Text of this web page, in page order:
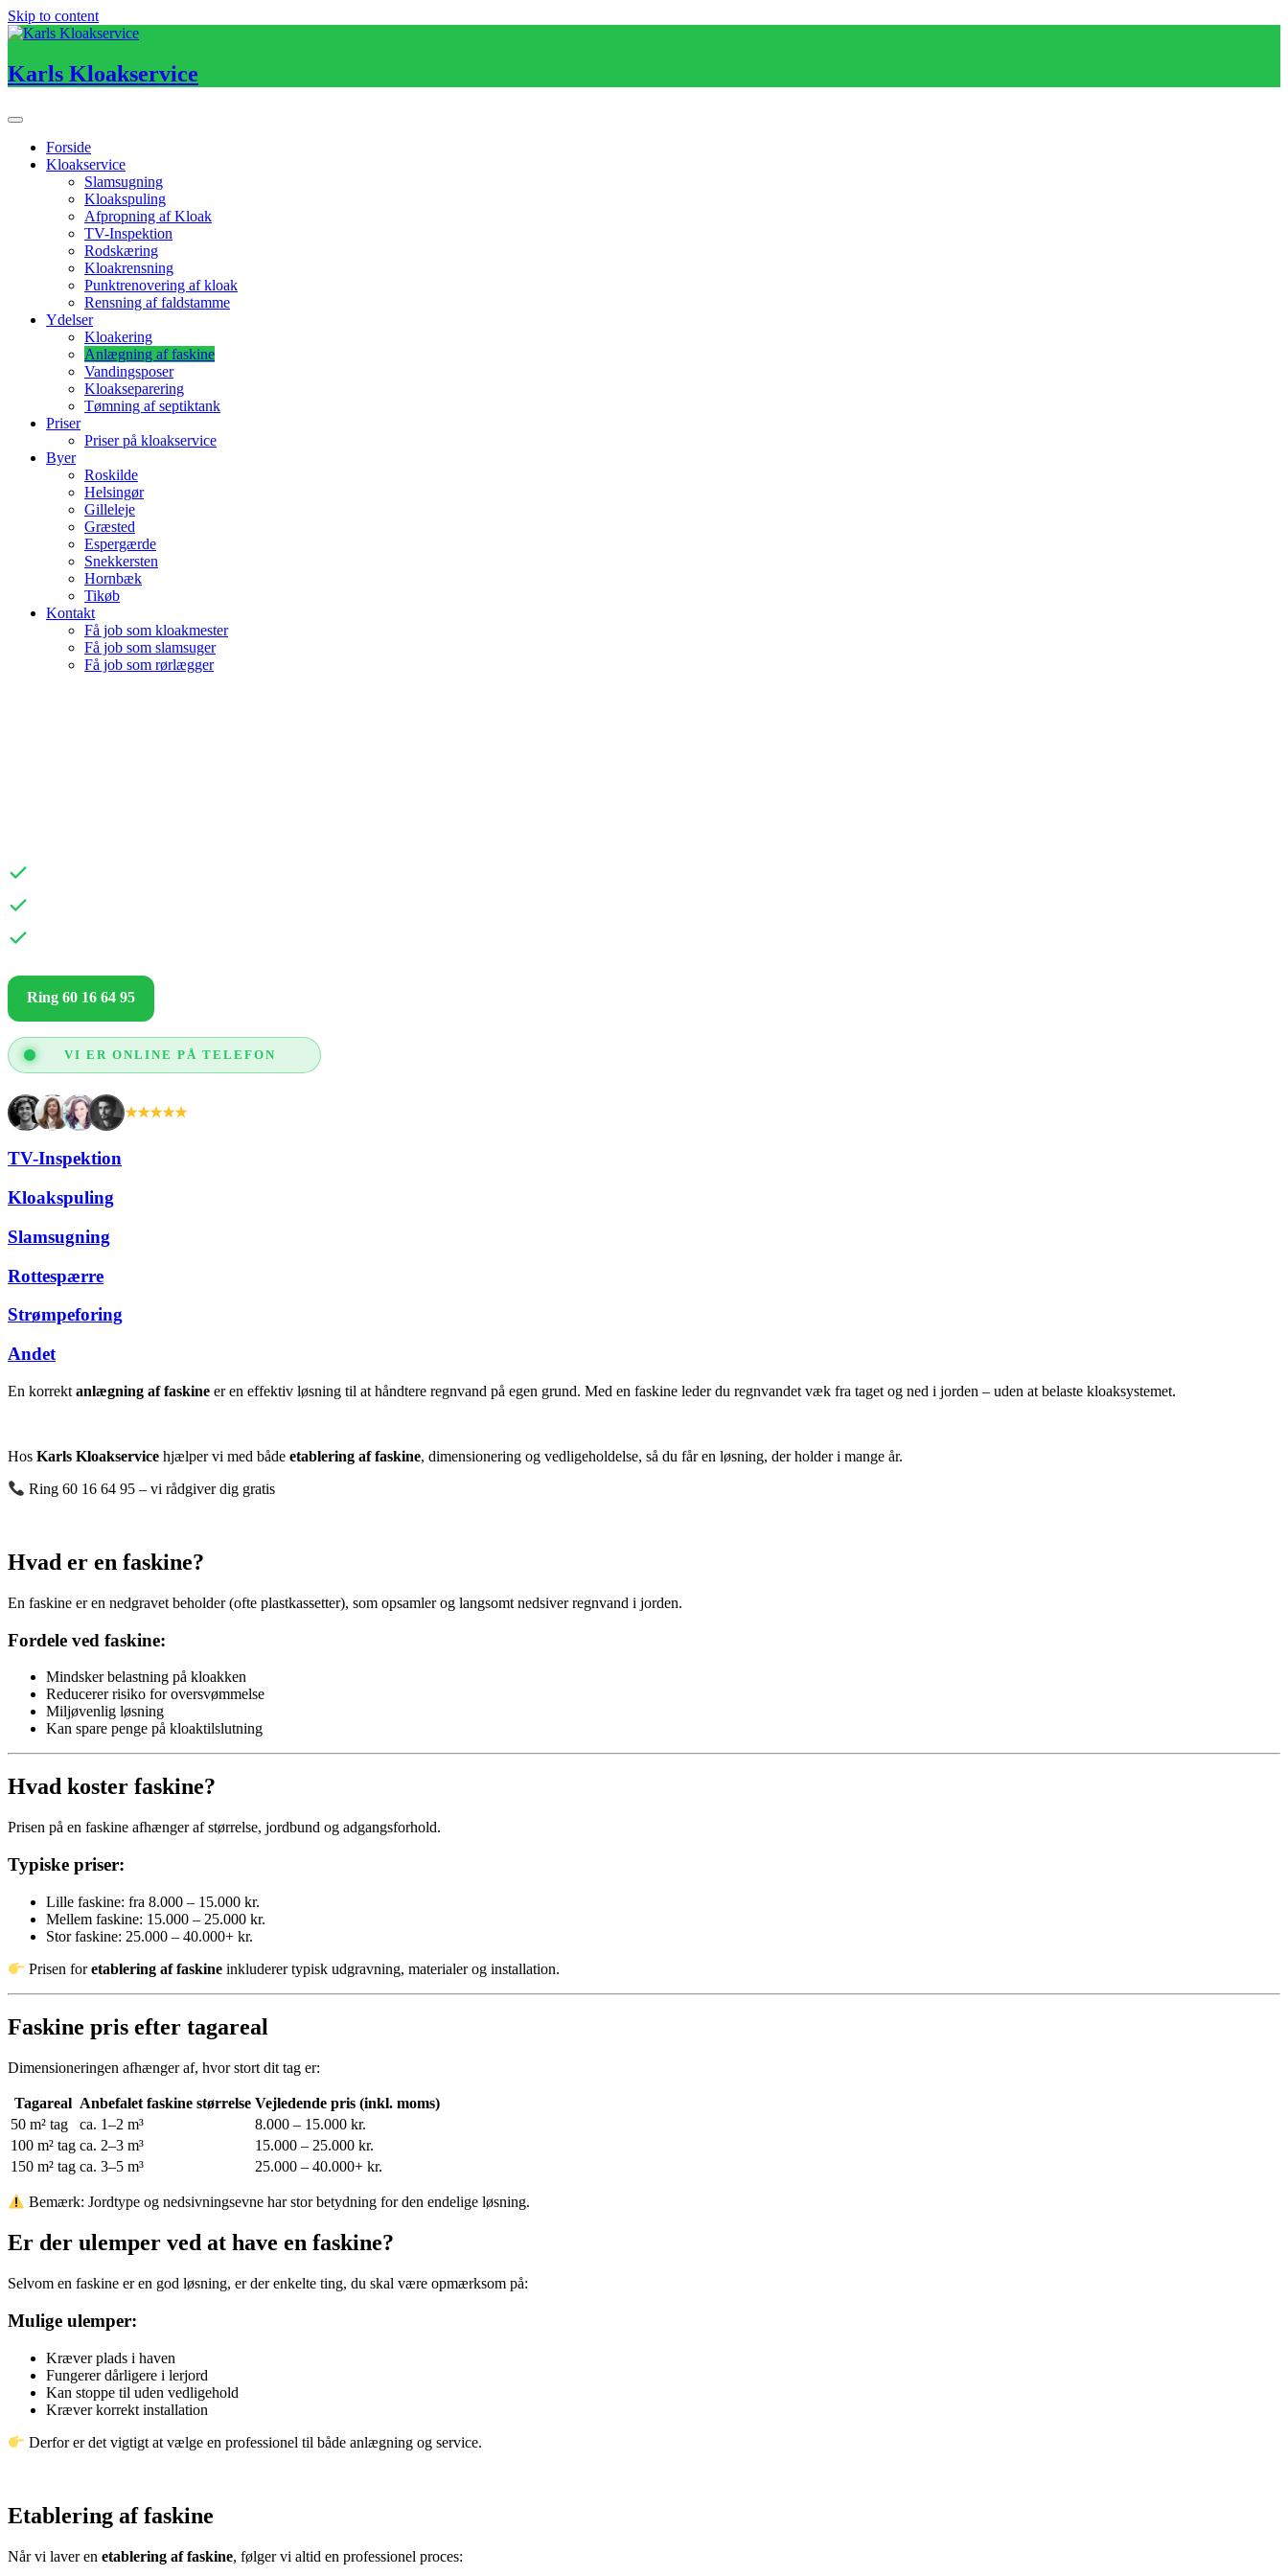
Skip to content
Karls Kloakservice
Forside
Kloakservice
Slamsugning
Kloakspuling
Afpropning af Kloak
TV-Inspektion
Rodskæring
Kloakrensning
Punktrenovering af kloak
Rensning af faldstamme
Ydelser
Kloakering
Anlægning af faskine
Vandingsposer
Kloakseparering
Tømning af septiktank
Priser
Priser på kloakservice
Byer
Roskilde
Helsingør
Gilleleje
Græsted
Espergærde
Snekkersten
Hornbæk
Tikøb
Kontakt
Få job som kloakmester
Få job som slamsuger
Få job som rørlægger
Ring 60 16 64 95
VI ER ONLINE PÅ TELEFON
★★★★★
TV-Inspektion
Kloakspuling
Slamsugning
Rottespærre
Strømpeforing
Andet
En korrekt anlægning af faskine er en effektiv løsning til at håndtere regnvand på egen grund. Med en faskine leder du regnvandet væk fra taget og ned i jorden – uden at belaste kloaksystemet.
Hos Karls Kloakservice hjælper vi med både etablering af faskine, dimensionering og vedligeholdelse, så du får en løsning, der holder i mange år.
Ring 60 16 64 95 – vi rådgiver dig gratis
Hvad er en faskine?
En faskine er en nedgravet beholder (ofte plastkassetter), som opsamler og langsomt nedsiver regnvand i jorden.
Fordele ved faskine:
Mindsker belastning på kloakken
Reducerer risiko for oversvømmelse
Miljøvenlig løsning
Kan spare penge på kloaktilslutning
Hvad koster faskine?
Prisen på en faskine afhænger af størrelse, jordbund og adgangsforhold.
Typiske priser:
Lille faskine: fra 8.000 – 15.000 kr.
Mellem faskine: 15.000 – 25.000 kr.
Stor faskine: 25.000 – 40.000+ kr.
Prisen foretablering af faskine inkluderer typisk udgravning, materialer og installation.
Faskine pris efter tagareal
Dimensioneringen afhænger af, hvor stort dit tag er:
Tagareal Anbefalet faskine størrelse Vejledende pris (inkl. moms)
50 m² tag
ca. 1–2 m³
8.000 – 15.000 kr.
100 m² tag ca. 2–3 m³
15.000 – 25.000 kr.
150 m² tag ca. 3–5 m³ 25.000 – 40.000+ kr.
Bemærk: Jordtype og nedsivningsevne har stor betydning for den endelige løsning.
Er der ulemper ved at have en faskine?
Selvom en faskine er en god løsning, er der enkelte ting, du skal være opmærksom på:
Mulige ulemper:
Kræver plads i haven
Fungerer dårligere i lerjord
Kan stoppe til uden vedligehold
Kræver korrekt installation
Derfor er det vigtigt at vælge en professionel til både anlægning og service.
Etablering af faskine
Når vi laver en etablering af faskine, følger vi altid en professionel proces: